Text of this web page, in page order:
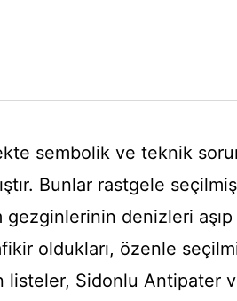
sembolik ve teknik
Bunlar rastgele
denizleri
oldukları, özenle
listeler, Sidonlu Antipater